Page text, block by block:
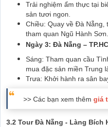
Trải nghiệm ẩm thực tại
sản tươi ngon.
Chiều: Quay về Đà Nẵng,
tham quan Ngũ Hành Sơn.
Ngày 3: Đà Nẵng –
Sáng: Tham quan cầu
mua đặc sản miền Trung
Trưa: Khởi hành ra sân
>> Các bạn xem thêm giá
3.2 Tour Đà Nẵng - Làng Bích